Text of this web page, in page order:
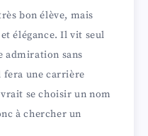
bon élève, mais
élégance. Il vit seul
admiration sans
fera une carrière
se choisir un nom
à chercher un